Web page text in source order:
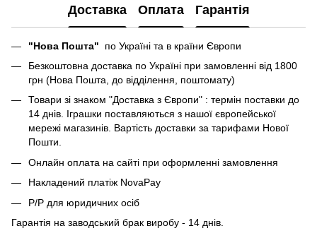
Доставка Оплата Гарантія
"Нова Пошта" по Україні та в країни Європи
Безкоштовна доставка по Україні при замовленні від 1800
грн (Нова Пошта, до відділення, поштомату)
Товари зі знаком "Доставка з Європи" : термін поставки до
14 днів. Іграшки поставляються з нашої європейської
мережі магазинів. Вартість доставки за тарифами Нової
Пошти.
Онлайн оплата на сайті при оформленні замовлення
Накладений платіж NovaPay
Р/Р для юридичних осіб
Гарантія на заводський брак виробу - 14 днів.